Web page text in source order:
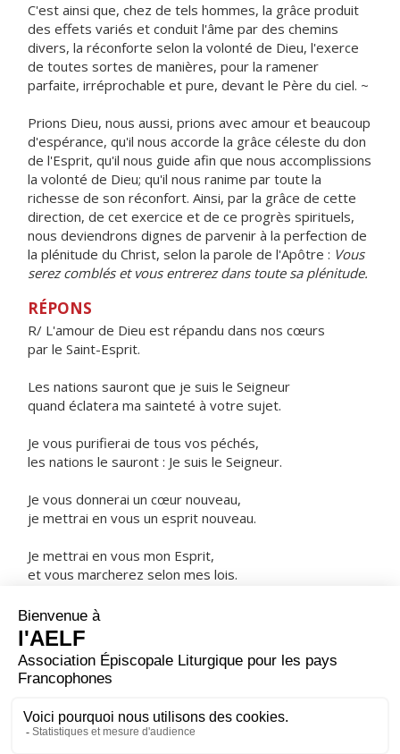
C'est ainsi que, chez de tels hommes, la grâce produit
des effets variés et conduit l'âme par des chemins
divers, la réconforte selon la volonté de Dieu, l'exerce
de toutes sortes de manières, pour la ramener
parfaite, irréprochable et pure, devant le Père du ciel. ~
Prions Dieu, nous aussi, prions avec amour et beaucoup
d'espérance, qu'il nous accorde la grâce céleste du don
de l'Esprit, qu'il nous guide afin que nous accomplissions
la volonté de Dieu; qu'il nous ranime par toute la
richesse de son réconfort. Ainsi, par la grâce de cette
direction, de cet exercice et de ce progrès spirituels,
nous deviendrons dignes de parvenir à la perfection de
la plénitude du Christ, selon la parole de l'Apôtre : Vous
serez comblés et vous entrerez dans toute sa plénitude.
RÉPONS
R/ L'amour de Dieu est répandu dans nos cœurs
par le Saint-Esprit.
Les nations sauront que je suis le Seigneur
quand éclatera ma sainteté à votre sujet.
Je vous purifierai de tous vos péchés,
les nations le sauront : Je suis le Seigneur.
Je vous donnerai un cœur nouveau,
je mettrai en vous un esprit nouveau.
Je mettrai en vous mon Esprit,
et vous marcherez selon mes lois.
ORAISON
Dieu qui as envoyé ton Fils pour nous sauver et pour
faire de nous tes enfants d'adoption, regarde avec
croyons au Christ, accorde-nous la vraie liberté et la vie
éternelle.